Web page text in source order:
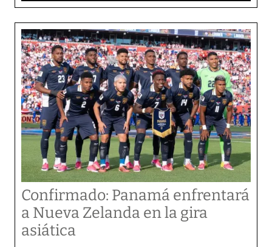
Confirmado: Panamá enfrentará
a Nueva Zelanda en la gira
asiática